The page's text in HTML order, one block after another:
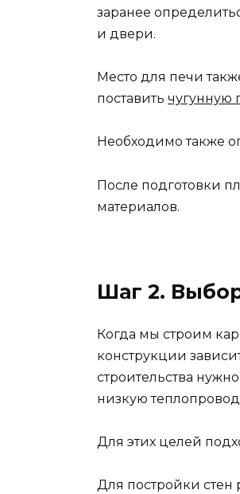
заранее
и двери.
Место для печи
поставить чугунную
Необходимо также
После подготовки
материалов.
Шаг 2.
Когда мы строим
конструкции
строительства
низкую
Для этих целей
Для постройки стен